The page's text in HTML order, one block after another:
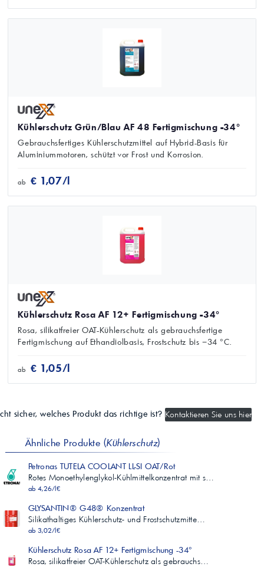
Kühlerschutz Grün/Blau AF 48 Fertigmischung -34°
Gebrauchsfertiges Kühlerschutzmittel auf Hybrid-Basis für
Aluminiummotoren, schützt vor Frost und Korrosion.
ab € 1,07/l
Kühlerschutz Rosa AF 12+ Fertigmischung -34°
Rosa, silikatfreier OAT-Kühlerschutz als gebrauchsfertige
Fertigmischung auf Ethandiolbasis, Frostschutz bis −34 °C.
ab € 1,05/l
sicher, welches Produkt das richtige ist? Kontaktieren Sie uns hier
Ähnliche Produkte (Kühlerschutz)
Petronas TUTELA COOLANT LL-SI OAT/Rot
Rotes Monoethylenglykol-Kühlmittelkonzentrat mit s…
ab 4,26/l€
GLYSANTIN® G48® Konzentrat
Silikathaltiges Kühlerschutz- und Frostschutzmitte…
ab 3,02/l€
Kühlerschutz Rosa AF 12+ Fertigmischung -34°
Rosa, silikatfreier OAT-Kühlerschutz als gebrauchs…